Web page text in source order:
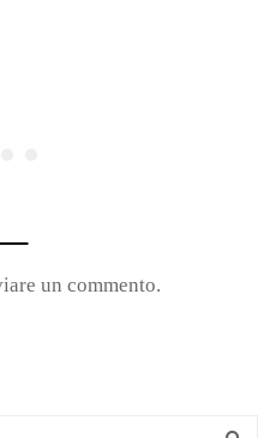
un commento.